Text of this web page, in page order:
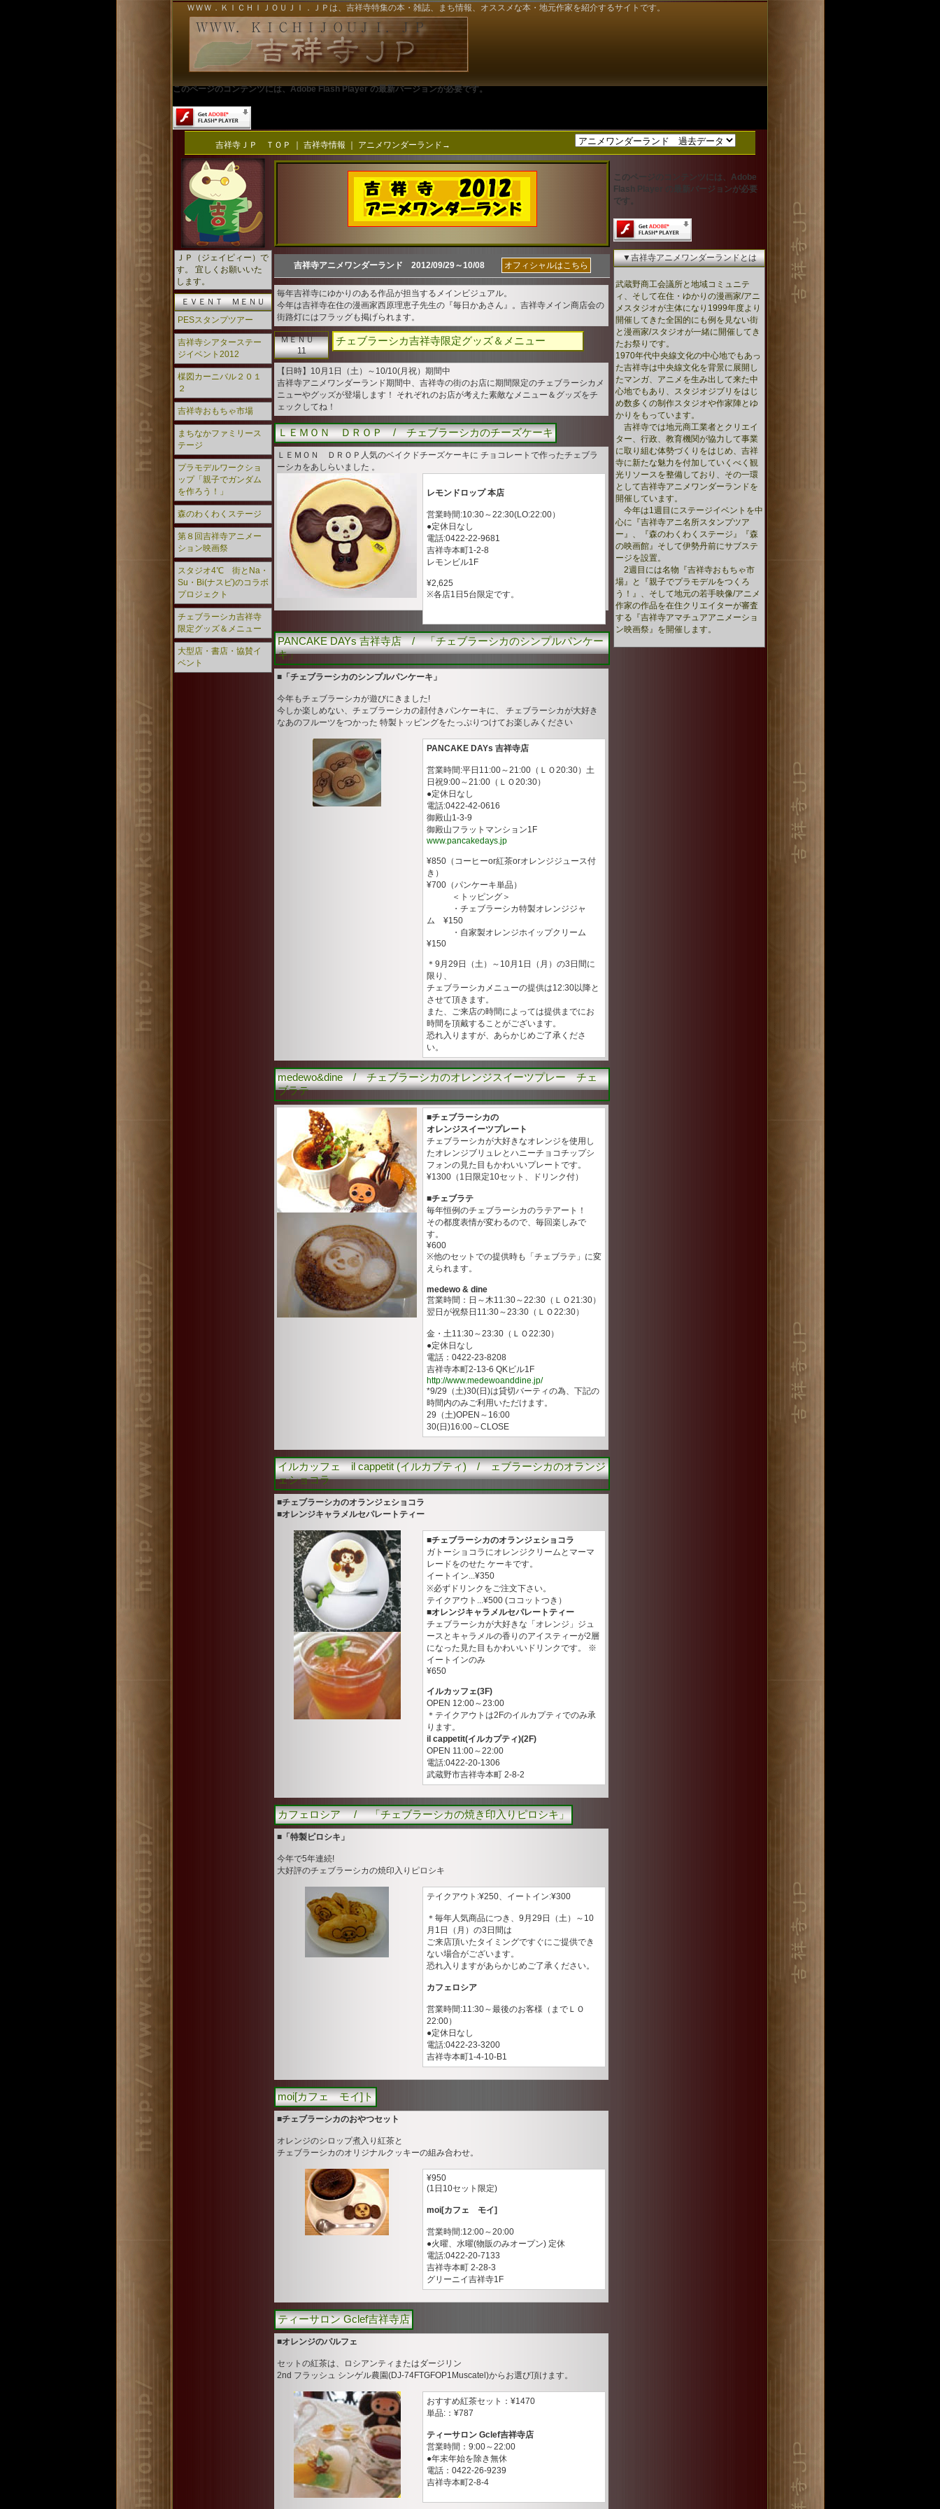
ＷＷＷ．ＫＩＣＨＩＪＯＵＪＩ．ＪＰは、吉祥寺特集の本・雑誌、まち情報、オススメな本・地元作家を紹介するサイトです。
このページのコンテンツには、Adobe Flash Player の最新バージョンが必要です。
吉祥寺ＪＰ ＴＯＰ 吉祥寺情報 アニメワンダーランド→
吉祥寺アニメワンダーランド 2012/09/29～10/08 オフィシャルはこちら
毎年吉祥寺にゆかりのある作品が担当するメインビジュアル。
今年は吉祥寺在住の漫画家西原理恵子先生の『毎日かあさん』。吉祥寺メイン商店会の
街路灯にはフラッグも掲げられます。
ＭＥＮＵ
11
チェブラーシカ吉祥寺限定グッズ＆メニュー
【日時】10月1日（土）～10/10(月祝）期間中
吉祥寺アニメワンダーランド期間中、吉祥寺の街のお店に期間限定のチェブラーシカメ
ニューやグッズが登場します！ それぞれのお店が考えた素敵なメニュー＆グッズをチ
ェックしてね！
ＬＥＭＯＮ ＤＲＯＰ / チェブラーシカのチーズケーキ
ＬＥＭＯＮ ＤＲＯＰ人気のベイクドチーズケーキに チョコレートで作ったチェブラ
ーシカをあしらいました 。
レモンドロップ 本店
営業時間:10:30～22:30(LO:22:00）
●定休日なし
電話:0422-22-9681
吉祥寺本町1-2-8
レモンビル1F
¥2,625
※各店1日5台限定です。
PANCAKE DAYs 吉祥寺店 / 「チェブラーシカのシンプルパンケー
キ」
■「チェブラーシカのシンプルパンケーキ」
今年もチェブラーシカが遊びにきました!
今しか楽しめない、チェブラーシカの顔付きパンケーキに、 チェブラーシカが大好き
なあのフルーツをつかった 特製トッピングをたっぷりつけてお楽しみください
PANCAKE DAYs 吉祥寺店
営業時間:平日11:00～21:00（ＬＯ20:30）土
日祝9:00～21:00（ＬＯ20:30）
●定休日なし
電話:0422-42-0616
御殿山1-3-9
御殿山フラットマンション1F
www.pancakedays.jp
¥850（コーヒーor紅茶orオレンジジュース付
き）
¥700（パンケーキ単品）
＜トッピング＞
・チェブラーシカ特製オレンジジャ
ム ¥150
・自家製オレンジホイップクリーム
¥150
＊9月29日（土）～10月1日（月）の3日間に
限り、
チェブラーシカメニューの提供は12:30以降と
させて頂きます。
また、ご来店の時間によっては提供までにお
時間を頂戴することがございます。
恐れ入りますが、あらかじめご了承くださ
い。
medewo&dine / チェブラーシカのオレンジスイーツプレー チェ
ブラテ
■チェブラーシカの
オレンジスイーツプレート
チェブラーシカが大好きなオレンジを使用し
たオレンジブリュレとハニーチョコチップシ
フォンの見た目もかわいいプレートです。
¥1300（1日限定10セット、ドリンク付）
■チェブラテ
毎年恒例のチェブラーシカのラテアート！
その都度表情が変わるので、毎回楽しみで
す。
¥600
※他のセットでの提供時も「チェブラテ」に変
えられます。
medewo & dine
営業時間：日～木11:30～22:30（ＬＯ21:30）
翌日が祝祭日11:30～23:30（ＬＯ22:30）
金・土11:30～23:30（ＬＯ22:30）
●定休日なし
電話：0422-23-8208
吉祥寺本町2-13-6 QKビル1F
http://www.medewoanddine.jp/
*9/29（土)30(日)は貸切バーティの為、下記の
時間内のみご利用いただけます。
29（土)OPEN～16:00
30(日)16:00～CLOSE
イルカッフェ il cappetit (イルカプティ) / ェブラーシカのオランジ
ェショコラ
■チェブラーシカのオランジェショコラ
■オレンジキャラメルセパレートティー
■チェブラーシカのオランジェショコラ
ガトーショコラにオレンジクリームとマーマ
レードをのせた ケーキです。
イートイン...¥350
※必ずドリンクをご注文下さい。
テイクアウト...¥500 (ココットつき）
■オレンジキャラメルセパレートティー
チェブラーシカが大好きな「オレンジ」ジュ
ースとキャラメルの香りのアイスティーが2層
になった見た目もかわいいドリンクです。 ※
イートインのみ
¥650
イルカッフェ(3F)
OPEN 12:00～23:00
＊テイクアウトは2Fのイルカプティでのみ承
ります。
il cappetit(イルカプティ)(2F)
OPEN 11:00～22:00
電話:0422-20-1306
武蔵野市吉祥寺本町 2-8-2
カフェロシア / 「チェブラーシカの焼き印入りピロシキ」
■「特製ピロシキ」
今年で5年連続!
大好評のチェブラーシカの焼印入りピロシキ
テイクアウト:¥250、イートイン:¥300
＊毎年人気商品につき、9月29日（土）～10
月1日（月）の3日間は
ご来店頂いたタイミングですぐにご提供でき
ない場合がございます。
恐れ入りますがあらかじめご了承ください。
カフェロシア
営業時間:11:30～最後のお客様（までＬＯ
22:00）
●定休日なし
電話:0422-23-3200
吉祥寺本町1-4-10-B1
moi[カフェ モイ]ト
■チェブラーシカのおやつセット
オレンジのシロップ煮入り紅茶と
チェブラーシカのオリジナルクッキーの組み合わせ。
¥950
(1日10セット限定)
moi[カフェ モイ]
営業時間:12:00～20:00
●火曜、水曜(物販のみオープン) 定休
電話:0422-20-7133
吉祥寺本町 2-28-3
グリーニイ吉祥寺1F
ティーサロン Gclef吉祥寺店
■オレンジのパルフェ
セットの紅茶は、ロシアンティまたはダージリン
2nd フラッシュ シンゲル農園(DJ-74FTGFOP1Muscatel)からお選び頂けます。
おすすめ紅茶セット：¥1470
単品:：¥787
ティーサロン Gclef吉祥寺店
営業時間：9:00～22:00
●年末年始を除き無休
電話：0422-26-9239
吉祥寺本町2-8-4
このページのコンテンツには、Adobe
Flash Player の最新バージョンが必要
です。
▼吉祥寺アニメワンダーランドとは
武蔵野商工会議所と地域コミュニテ
ィ、そして在住・ゆかりの漫画家/アニ
メスタジオが主体になり1999年度より
開催してきた全国的にも例を見ない街
と漫画家/スタジオが一緒に開催してき
たお祭りです。
1970年代中央線文化の中心地でもあっ
た吉祥寺は中央線文化を背景に展開し
たマンガ、アニメを生み出して来た中
心地でもあり、スタジオジブリをはじ
め数多くの制作スタジオや作家陣とゆ
かりをもっています。
吉祥寺では地元商工業者とクリエイ
ター、行政、教育機関が協力して事業
に取り組む体勢づくりをはじめ、吉祥
寺に新たな魅力を付加していくべく観
光リソースを整備しており、その一環
として吉祥寺アニメワンダーランドを
開催しています。
今年は1週目にステージイベントを中
心に『吉祥寺アニ名所スタンプツア
ー』、『森のわくわくステージ』『森
の映画館』そして伊勢丹前にサブステ
ージを設置。
2週目には名物『吉祥寺おもちゃ市
場』と『親子でプラモデルをつくろ
う！』、そして地元の若手映像/アニメ
作家の作品を在住クリエイターが審査
する『吉祥寺アマチュアアニメーショ
ン映画祭』を開催します。
ＪＰ（ジェイピィー）で
す。 宜しくお願いいた
します。
ＥＶＥＮＴ ＭＥＮＵ
PESスタンプツアー
吉祥寺シアターステー
ジイベント2012
楳図カーニバル２０１
２
吉祥寺おもちゃ市場
まちなかファミリース
テージ
プラモデルワークショ
ップ「親子でガンダム
を作ろう！」
森のわくわくステージ
第８回吉祥寺アニメー
ション映画祭
スタジオ4℃ 街とNa・
Su・Bi(ナスビ)のコラボ
プロジェクト
チェブラーシカ吉祥寺
限定グッズ＆メニュー
大型店・書店・協賛イ
ベント